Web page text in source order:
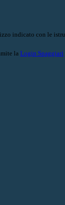
indicato con le
la Login Spaggiari